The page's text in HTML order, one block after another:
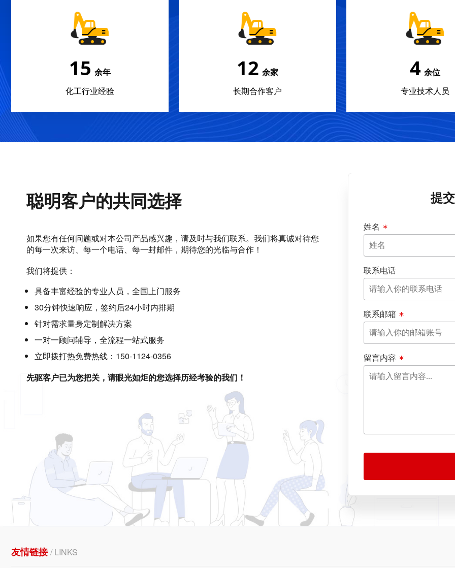
22 余年
化工行业经验
18 余家
长期合作客户
5 余位
专业技术人员
聪明客户的共同选择
如果您有任何问题或对本公司产品感兴趣，请及时与我们联系。我们将真诚对待您
的每一次来访、每一个电话、每一封邮件，期待您的光临与合作！
我们将提供：
具备丰富经验的专业人员，全国上门服务
30分钟快速响应，签约后24小时内排期
针对需求量身定制解决方案
一对一顾问辅导，全流程一站式服务
立即拨打热免费热线：150-1124-0356
先驱客户已为您把关，请眼光如炬的您选择历经考验的我们！
提
姓名
联系电话
联系邮箱
留言内容
友情链接/ LINKS